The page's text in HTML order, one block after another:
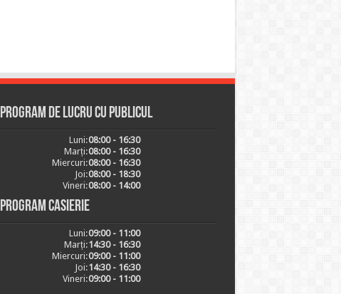
Program de lucru cu publicul
Luni:08:00 - 16:30
Marți:08:00 - 16:30
Miercuri:08:00 - 16:30
Joi:08:00 - 18:30
Vineri:08:00 - 14:00
Program casierie
Luni:09:00 - 11:00
Marți:14:30 - 16:30
Miercuri:09:00 - 11:00
Joi:14:30 - 16:30
Vineri:09:00 - 11:00